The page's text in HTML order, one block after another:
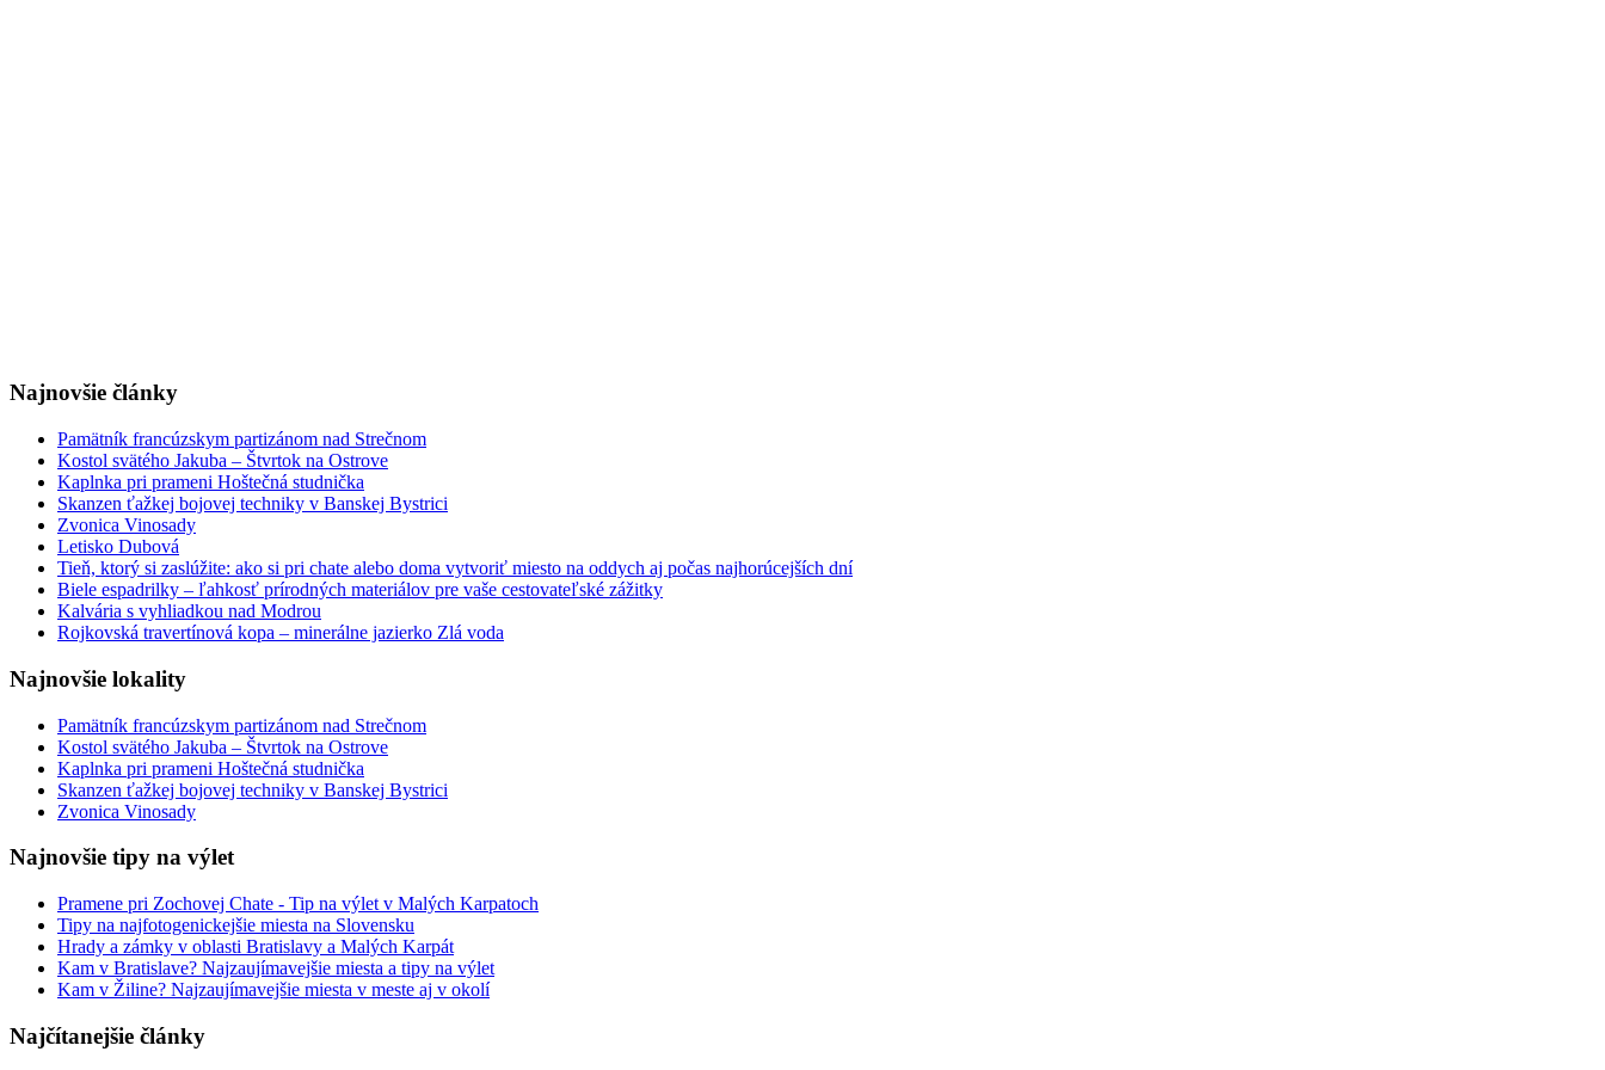
Najnovšie články
Pamätník francúzskym partizánom nad Strečnom
Kostol svätého Jakuba – Štvrtok na Ostrove
Kaplnka pri prameni Hoštečná studnička
Skanzen ťažkej bojovej techniky v Banskej Bystrici
Zvonica Vinosady
Letisko Dubová
Tieň, ktorý si zaslúžite: ako si pri chate alebo doma vytvoriť miesto na oddych aj počas najhorúcejších dní
Biele espadrilky – ľahkosť prírodných materiálov pre vaše cestovateľské zážitky
Kalvária s vyhliadkou nad Modrou
Rojkovská travertínová kopa – minerálne jazierko Zlá voda
Najnovšie lokality
Pamätník francúzskym partizánom nad Strečnom
Kostol svätého Jakuba – Štvrtok na Ostrove
Kaplnka pri prameni Hoštečná studnička
Skanzen ťažkej bojovej techniky v Banskej Bystrici
Zvonica Vinosady
Najnovšie tipy na výlet
Pramene pri Zochovej Chate - Tip na výlet v Malých Karpatoch
Tipy na najfotogenickejšie miesta na Slovensku
Hrady a zámky v oblasti Bratislavy a Malých Karpát
Kam v Bratislave? Najzaujímavejšie miesta a tipy na výlet
Kam v Žiline? Najzaujímavejšie miesta v meste aj v okolí
Najčítanejšie články